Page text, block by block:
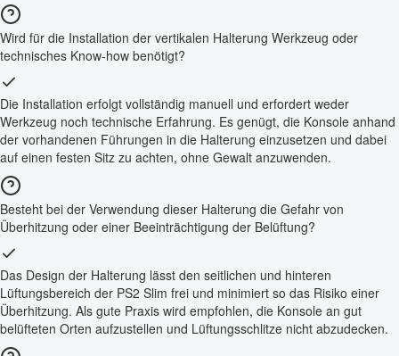
Wird für die Installation der vertikalen Halterung Werkzeug oder
technisches Know-how benötigt?
Die Installation erfolgt vollständig manuell und erfordert weder
Werkzeug noch technische Erfahrung. Es genügt, die Konsole anhand
der vorhandenen Führungen in die Halterung einzusetzen und dabei
auf einen festen Sitz zu achten, ohne Gewalt anzuwenden.
Besteht bei der Verwendung dieser Halterung die Gefahr von
Überhitzung oder einer Beeinträchtigung der Belüftung?
Das Design der Halterung lässt den seitlichen und hinteren
Lüftungsbereich der PS2 Slim frei und minimiert so das Risiko einer
Überhitzung. Als gute Praxis wird empfohlen, die Konsole an gut
belüfteten Orten aufzustellen und Lüftungsschlitze nicht abzudecken.